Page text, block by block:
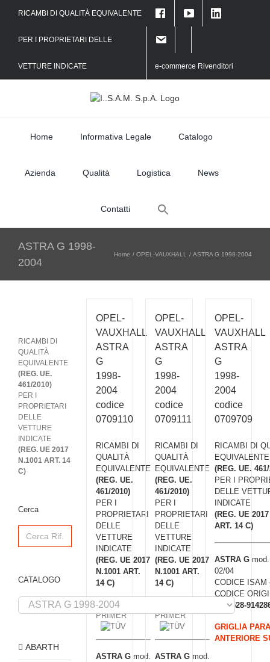
RICAMBI DI QUALITÀ EQUIVALENTE
PER I PROPRIETARI DELLE
VETTURE INDICATE e-commerce Rivenditori
Home Informativa Legale Catalogo
Azienda Qualità Logistica News
Contatti
Search
for:
ASTRA G 1998-
2004
Home OPEL-VAUXHALL ASTRA G 1998-2004
OPEL-
VAUXHALL
ASTRA
G
1998-
2004
codice
0709110
RICAMBI DI
QUALITÀ
EQUIVALENTE
(REG. UE.
461/2010)
PER I
PROPRIETARI
DELLE
VETTURE
INDICATE
(REG. UE 2017
N.1001 ART.
14 C)
ASTRA Gmod.
OPEL-
VAUXHALL
ASTRA
G
1998-
2004
codice
0709111
RICAMBI DI
QUALITÀ
EQUIVALENTE
(REG. UE.
461/2010)
PER I
PROPRIETARI
DELLE
VETTURE
INDICATE
(REG. UE 2017
N.1001 ART.
14 C)
ASTRA G mod.
OPEL-
VAUXHALL
ASTRA
G
1998-
2004
codice
0709709
RICAMBI DI
EQUIVALENTE
(REG. UE.
PER I
DELLE
INDICATE
(REG. UE
ART. 14 C)
ASTRA Gmod.
02/04
CODICE
CODICE
1400528-
GRIGLIA
ANTERIORE
RICAMBI DI
QUALITÀ
EQUIVALENTE
(REG. UE.
461/2010)
PER I
PROPRIETARI
DELLE
VETTURE
INDICATE
(REG. UE 2017
N.1001 ART. 14
C)
Cerca
Search
for:
CATALOGO
ABARTH